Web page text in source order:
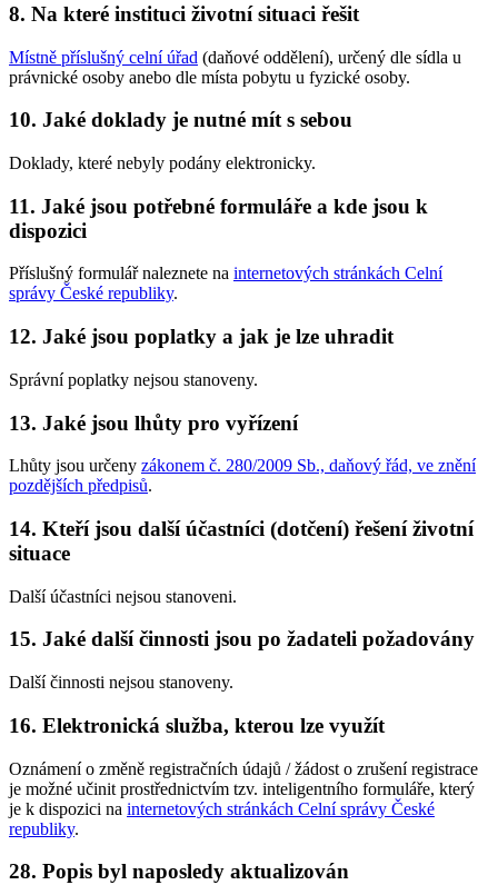
8. Na které instituci životní situaci řešit
Místně příslušný celní úřad (daňové oddělení), určený dle sídla u
právnické osoby anebo dle místa pobytu u fyzické osoby.
10. Jaké doklady je nutné mít s sebou
Doklady, které nebyly podány elektronicky.
11. Jaké jsou potřebné formuláře a kde jsou k
dispozici
Příslušný formulář naleznete na internetových stránkách Celní
správy České republiky.
12. Jaké jsou poplatky a jak je lze uhradit
Správní poplatky nejsou stanoveny.
13. Jaké jsou lhůty pro vyřízení
Lhůty jsou určeny zákonem č. 280/2009 Sb., daňový řád, ve znění
pozdějších předpisů.
14. Kteří jsou další účastníci (dotčení) řešení životní
situace
Další účastníci nejsou stanoveni.
15. Jaké další činnosti jsou po žadateli požadovány
Další činnosti nejsou stanoveny.
16. Elektronická služba, kterou lze využít
Oznámení o změně registračních údajů / žádost o zrušení registrace
je možné učinit prostřednictvím tzv. inteligentního formuláře, který
je k dispozici na internetových stránkách Celní správy České
republiky.
28. Popis byl naposledy aktualizován